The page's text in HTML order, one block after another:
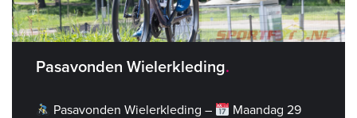
Pasavonden Wielerkleding
Pasavonden Wielerkleding –
Maandag 29